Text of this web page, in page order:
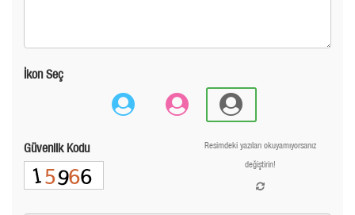
İkon Seç
Güvenlik Kodu
Resimdeki yazıları okuyamıyorsanız
değiştirin!